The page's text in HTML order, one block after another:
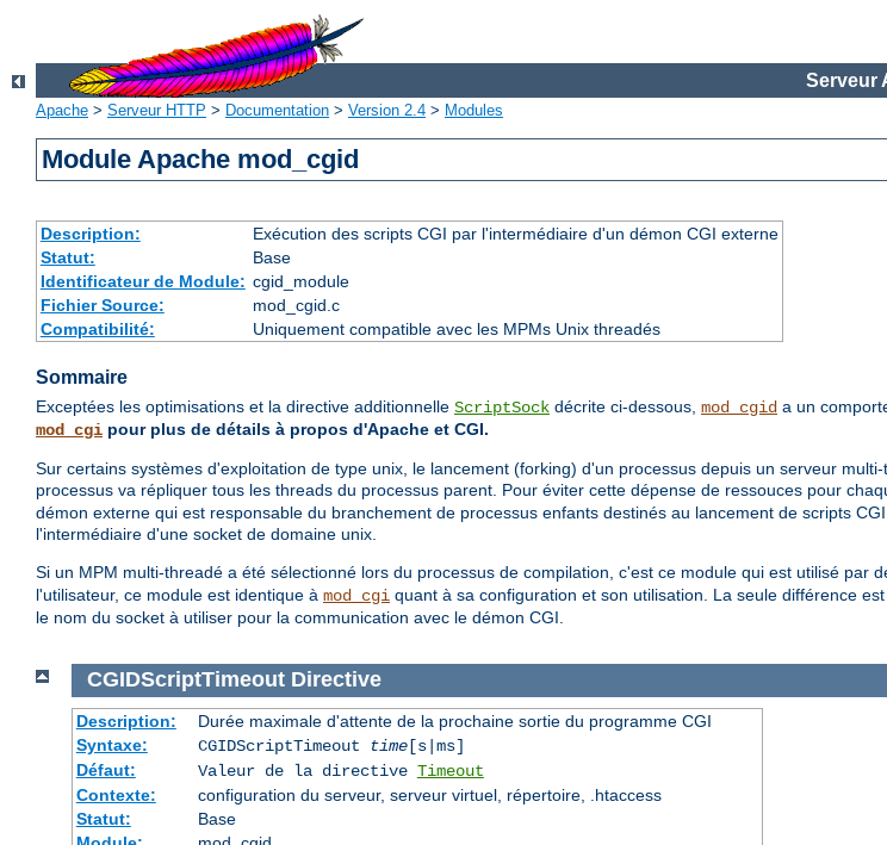
Serveur
Apache > Serveur HTTP > Documentation > Version 2.4 > Modules
Module Apache mod_cgid
Description:
Exécution des scripts CGI par l'intermédiaire d'un démon CGI externe
Statut:
Base
Identificateur de Module: cgid_module
Fichier Source:
mod_cgid.c
Compatibilité:
Uniquement compatible avec les MPMs Unix threadés
Sommaire
Exceptées les optimisations et la directive additionnelle ScriptSock décrite ci-dessous, mod_cgid a un
mod_cgi pour plus de détails à propos d'Apache et CGI.
Sur certains systèmes d'exploitation de type unix, le lancement (forking) d'un processus depuis un serveur
processus va répliquer tous les threads du processus parent. Pour éviter cette dépense de ressouces pour
démon externe qui est responsable du branchement de processus enfants destinés au lancement de scripts
l'intermédiaire d'une socket de domaine unix.
Si un MPM multi-threadé a été sélectionné lors du processus de compilation, c'est ce module qui est utilisé par
l'utilisateur, ce module est identique à mod_cgi quant à sa configuration et son utilisation. La seule différence
le nom du socket à utiliser pour la communication avec le démon CGI.
CGIDScriptTimeout Directive
Description:
Durée maximale d'attente de la prochaine sortie du programme CGI
Syntaxe:
CGIDScriptTimeout time[s|ms]
Défaut:
Valeur de la directive Timeout
Contexte:
configuration du serveur, serveur virtuel, répertoire, .htaccess
Statut:
Base